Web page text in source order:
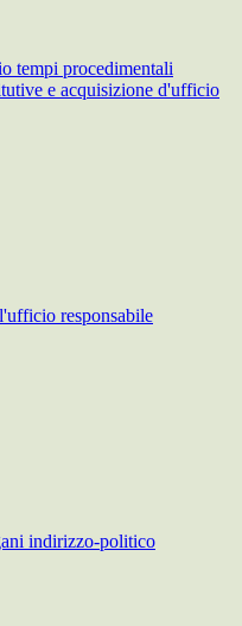
tempi procedimentali
e acquisizione d'ufficio
responsabile
indirizzo-politico